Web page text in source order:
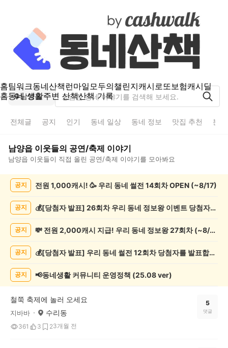
홈팀워크동네산책런마일모두의챌린지캐시로또보험캐시딜
홈동네 생활주변 산책산책 기록
남양읍
전체글 공지 인기 동네 일상 동네 정보 맛집 추천 분
남양읍 이웃들의 공연/축제 이야기
남양읍 이웃들이 직접 올린 공연/축제 이야기를 모아봐요
록
공지 전원 1,000캐시! 🥳 우리 동네 썰전 14회차 OPEN (~8/17)
공지 💰[당첨자 발표] 26회차 우리 동네 정보왕 이벤트 당첨자를 발표합니다!
공지 💸 전원 2,000캐시 지급! 우리 동네 정보왕 27회차 (~8/10)
공지 💰[당첨자 발표] 우리 동네 썰전 12회차 당첨자를 발표합니다!
공지 📢동네생활 커뮤니티 운영정책 (25.08 ver)
철쭉 축제에 놀러 오세요
지바바 수리동
361 3 23개월 전
5
댓글